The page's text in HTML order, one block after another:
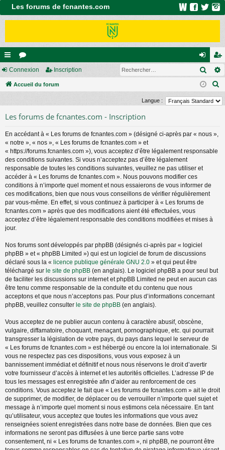
Les forums de fcnantes.com
ac
co
ci
s
or
u
s
on
ne
xi
ns
cri
pti
Connexion Inscription
Accueil du forum
c
Langue :
Les forums de fcnantes.com - Inscription
En accédant à « Les forums de fcnantes.com » (désigné ci-après par « nous »,
« notre », « nos », « Les forums de fcnantes.com » et
« https://forums.fcnantes.com »), vous acceptez d’être légalement responsable
des conditions suivantes. Si vous n’acceptez pas d’être légalement
responsable de toutes les conditions suivantes, veuillez ne pas utiliser et
accéder à « Les forums de fcnantes.com ». Nous pouvons modifier ces
conditions à n’importe quel moment et nous essaierons de vous informer de
ces modifications, bien que nous vous conseillons de vérifier régulièrement
par vous-même. En effet, si vous continuez à participer à « Les forums de
fcnantes.com » après que des modifications aient été effectuées, vous
acceptez d’être légalement responsable des conditions modifiées et mises à
jour.
Nos forums sont développés par phpBB (désignés ci-après par « logiciel
phpBB » et « phpBB Limited ») qui est un logiciel de forum de discussions
déclaré sous la « licence publique générale GNU 2.0 » et qui peut être
téléchargé sur le site de phpBB (en anglais). Le logiciel phpBB a pour seul but
de faciliter les discussions sur internet et phpBB Limited ne peut en aucun cas
être tenu comme responsable de la conduite et du contenu que nous
acceptons et que nous n’acceptons pas. Pour plus d’informations concernant
phpBB, veuillez consulter le site de phpBB (en anglais).
Vous acceptez de ne publier aucun contenu à caractère abusif, obscène,
vulgaire, diffamatoire, choquant, menaçant, pornographique, etc. qui pourrait
transgresser la législation de votre pays, du pays dans lequel le serveur de
« Les forums de fcnantes.com » est hébergé ou encore la loi internationale. Si
vous ne respectez pas ces dispositions, vous vous exposez à un
bannissement immédiat et définitif et nous nous réservons le droit d’avertir
votre fournisseur d’accès à internet et les autorités officielles. L’adresse IP de
tous les messages est enregistrée afin d’aider au renforcement de ces
conditions. Vous acceptez le fait que « Les forums de fcnantes.com » ait le droit
de supprimer, de modifier, de déplacer ou de verrouiller n’importe quel sujet et
message à n’importe quel moment si nous estimons cela nécessaire. En tant
qu’utilisateur, vous acceptez que toutes les informations que vous avez
renseignées soient enregistrées dans notre base de données. Bien que ces
informations ne seront pas diffusées à une tierce partie sans votre
consentement, ni « Les forums de fcnantes.com », ni phpBB, ne pourront être